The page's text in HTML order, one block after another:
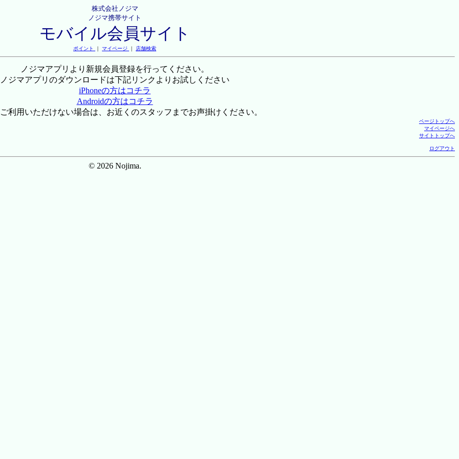
株式会社ノジマ
ノジマ携帯サイト
モバイル会員サイト
ポイント ｜ マイページ ｜ 店舗検索
ノジマアプリより新規会員登録を行ってください。
ノジマアプリのダウンロードは下記リンクよりお試しください
iPhoneの方はコチラ
Androidの方はコチラ
利用いただけない場合は、お近くのスタッフまでお声掛けください。
ページトップへ
マイページへ
サイトトップへ
ログアウト
© 2026 Nojima.